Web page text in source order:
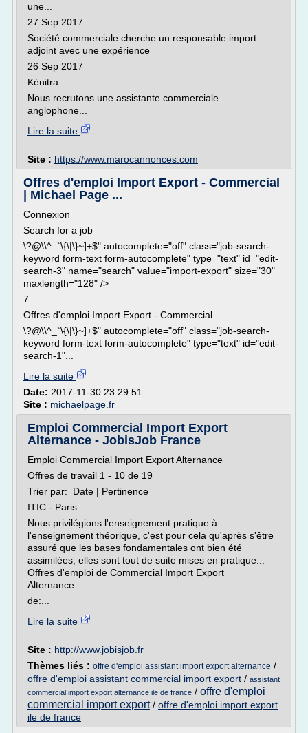
une...
27 Sep 2017
Société commerciale cherche un responsable import
adjoint avec une expérience
26 Sep 2017
Kénitra
Nous recrutons une assistante commerciale
anglophone...
Lire la suite
Site : https://www.marocannonces.com
Offres d'emploi Import Export - Commercial
| Michael Page ...
Connexion
Search for a job
\?@\\^_`\{\|\}~]+$" autocomplete="off" class="job-search-
keyword form-text form-autocomplete" type="text" id="edit-
search-3" name="search" value="import-export" size="30"
maxlength="128" />
7
Offres d'emploi Import Export - Commercial
\?@\\^_`\{\|\}~]+$" autocomplete="off" class="job-search-
keyword form-text form-autocomplete" type="text" id="edit-
search-1"...
Lire la suite
Date: 2017-11-30 23:29:51
Site : michaelpage.fr
Emploi Commercial Import Export
Alternance - JobisJob France
Emploi Commercial Import Export Alternance
Offres de travail 1 - 10 de 19
Trier par: Date | Pertinence
ITIC - Paris
Nous privilégions l'enseignement pratique à
l'enseignement théorique, c'est pour cela qu'après s'être
assuré que les bases fondamentales ont bien été
assimilées, elles sont tout de suite mises en pratique...
Offres d'emploi de Commercial Import Export
Alternance...
de:...
Lire la suite
Site : http://www.jobisjob.fr
Thèmes liés : offre d'emploi assistant import export alternance /
offre d'emploi assistant commercial import export / assistant
commercial import export alternance ile de france / offre d'emploi
commercial import export/ offre d'emploi import export
ile de france